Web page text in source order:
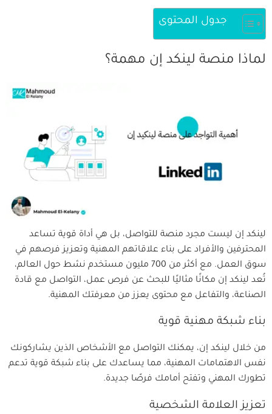
جدول المحتوى
لماذا منصة لينكد إن مهمة؟
لينكد إن ليست مجرد منصة للتواصل، بل هي أداة قوية تساعد
المحترفين والأفراد على بناء علاقاتهم المهنية وتعزيز فرصهم في
سوق العمل. مع أكثر من 700 مليون مستخدم نشط حول العالم،
تُعد لينكد إن مكانًا مثاليًا للبحث عن فرص عمل، التواصل مع قادة
الصناعة، والتفاعل مع محتوى يعزز من معرفتك المهنية.
بناء شبكة مهنية قوية
من خلال لينكد إن، يمكنك التواصل مع الأشخاص الذين يشاركونك
نفس الاهتمامات المهنية، مما يساعدك على بناء شبكة قوية تدعم
تطورك المهني وتفتح أمامك فرصًا جديدة.
تعزيز العلامة الشخصية